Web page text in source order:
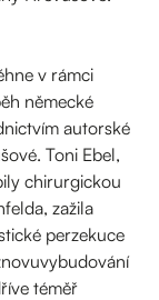
v rámci
německé
autorské
Toni Ebel,
chirurgickou
zažila
perzekuce
téměř